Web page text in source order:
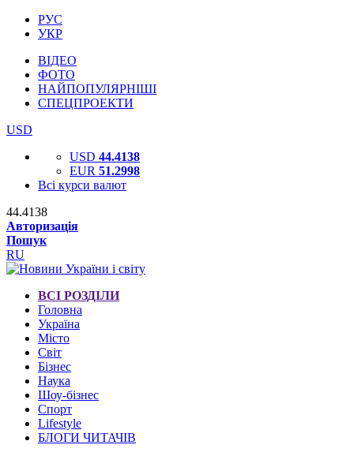
РУС
УКР
ВІДЕО
ФОТО
НАЙПОПУЛЯРНІШІ
СПЕЦПРОЕКТИ
USD
USD 44.4138
EUR 51.2998
Всі курси валют
44.4138
Авторизація
Пошук
RU
ВСІ РОЗДІЛИ
Головна
Україна
Місто
Світ
Бізнес
Наука
Шоу-бізнес
Спорт
Lifestyle
БЛОГИ ЧИТАЧІВ